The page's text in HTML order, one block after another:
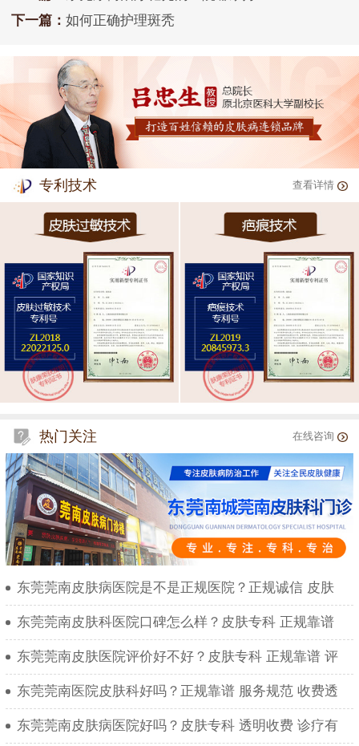
下一篇： 如何正确护理斑秃
专利技术 查看详情
热门关注 在线咨询
东莞莞南皮肤病医院是不是正规医院？正规诚信 皮肤
东莞莞南皮肤科医院口碑怎么样？皮肤专科 正规靠谱
东莞莞南皮肤医院评价好不好？皮肤专科 正规靠谱 评
东莞莞南医院皮肤科好吗？正规靠谱 服务规范 收费透
东莞莞南皮肤病医院好吗？皮肤专科 透明收费 诊疗有